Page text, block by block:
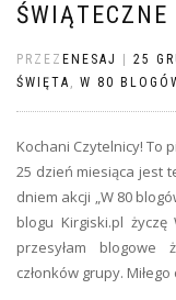
ŚWIĄTECZNE
PRZEZ ENESAJ 25
ŚWIĘTA , W 80
Kochani Czytelnicy! To
25 dzień miesiąca jest
dniem akcji „W 80
blogu Kirgiski.pl
przesyłam blogowe
członków grupy.